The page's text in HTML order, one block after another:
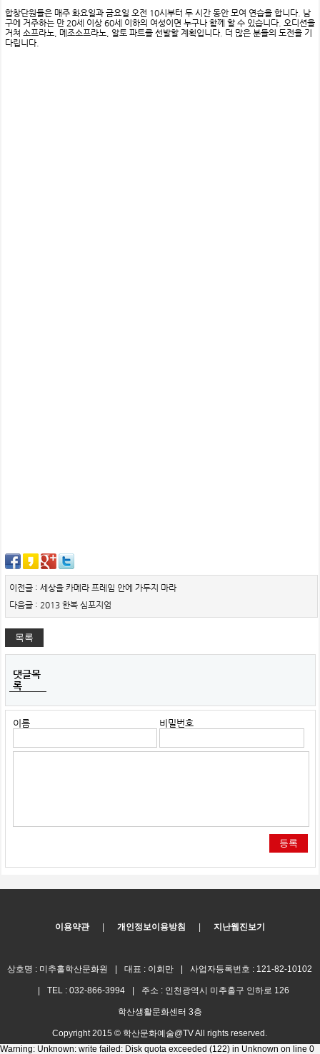
합창단원들은 매주 화요일과 금요일 오전 10시부터 두 시간 동안 모여 연습을 합니다. 남
구에 거주하는 만 20세 이상 60세 이하의 여성이면 누구나 함께 할 수 있습니다. 오디션을
거쳐 소프라노, 메조소프라노, 알토 파트를 선발할 계획입니다. 더 많은 분들의 도전을 기
다립니다.
이전글 : 세상을 카메라 프레임 안에 가두지 마라
다음글 : 2013 한복 심포지엄
목록
댓글목
록
이름 비밀번호
등록
이용약관 | 개인정보이용방침 | 지난웹진보기
상호명 : 미추홀학산문화원 | 대표 : 이회만 | 사업자등록번호 : 121-82-10102
| TEL : 032-866-3994 | 주소 : 인천광역시 미추홀구 인하로 126
학산생활문화센터 3층
Copyright 2015 © 학산문화예술@TV All rights reserved.
Warning: Unknown: write failed: Disk quota exceeded (122) in Unknown on line 0